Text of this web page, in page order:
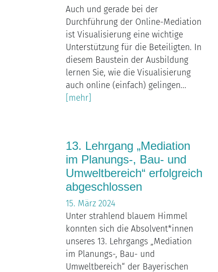
Auch und gerade bei der
Durchführung der Online-Mediation
ist Visualisierung eine wichtige
Unterstützung für die Beteiligten. In
diesem Baustein der Ausbildung
lernen Sie, wie die Visualisierung
auch online (einfach) gelingen...
[mehr]
13. Lehrgang „Mediation
im Planungs-, Bau- und
Umweltbereich“ erfolgreich
abgeschlossen
15. März 2024
Unter strahlend blauem Himmel
konnten sich die Absolvent*innen
unseres 13. Lehrgangs „Mediation
im Planungs-, Bau- und
Umweltbereich“ der Bayerischen